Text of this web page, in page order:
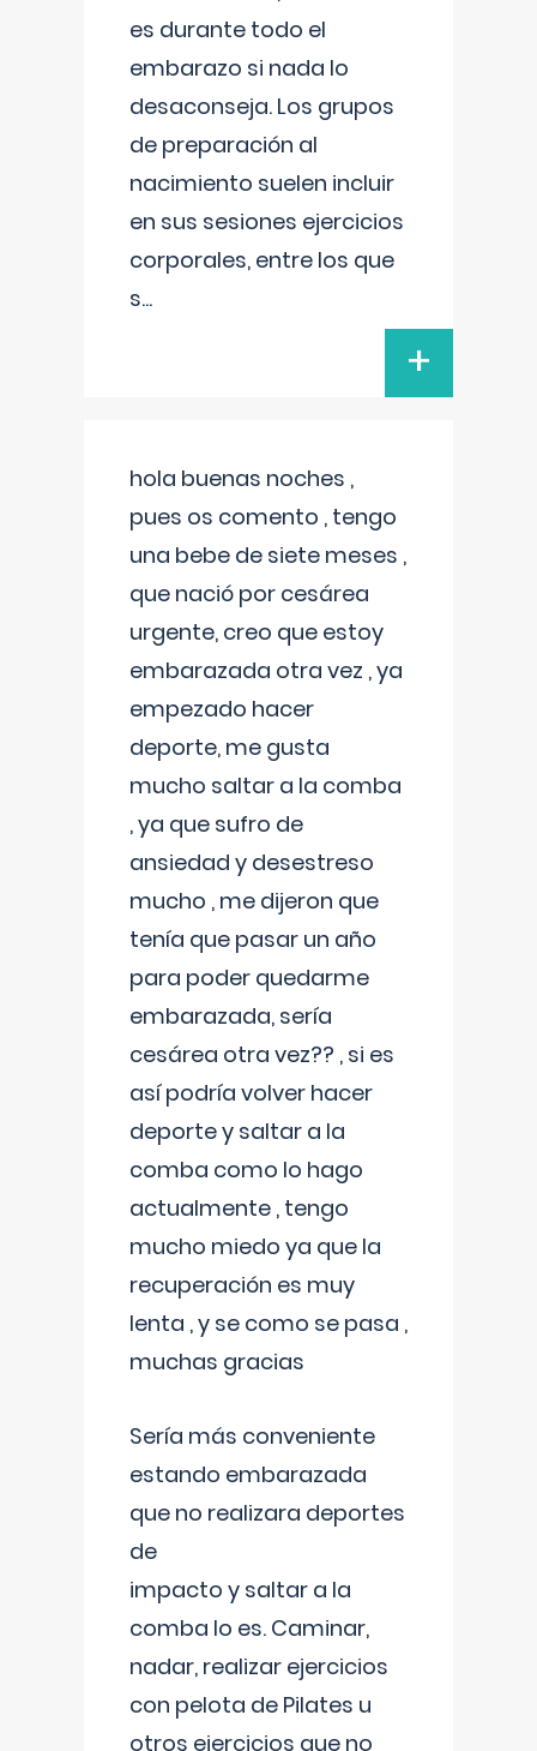
es durante todo el
embarazo si nada lo
desaconseja. Los grupos
de preparación al
nacimiento suelen incluir
en sus sesiones ejercicios
corporales, entre los que
s...
+
hola buenas noches ,
pues os comento , tengo
una bebe de siete meses ,
que nació por cesárea
urgente, creo que estoy
embarazada otra vez , ya
empezado hacer
deporte, me gusta
mucho saltar a la comba
, ya que sufro de
ansiedad y desestreso
mucho , me dijeron que
tenía que pasar un año
para poder quedarme
embarazada, sería
cesárea otra vez?? , si es
así podría volver hacer
deporte y saltar a la
comba como lo hago
actualmente , tengo
mucho miedo ya que la
recuperación es muy
lenta , y se como se pasa ,
muchas gracias
Sería más conveniente
estando embarazada
que no realizara deportes
de
impacto y saltar a la
comba lo es. Caminar,
nadar, realizar ejercicios
con pelota de Pilates u
otros ejercicios que no